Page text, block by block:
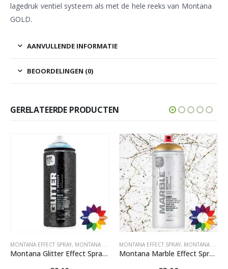
lagedruk ventiel systeem als met de hele reeks van Montana
GOLD.
AANVULLENDE INFORMATIE
BEOORDELINGEN (0)
GERELATEERDE PRODUCTEN
SPUITBUSSEN
MONTANA EFFECT SPRAY,MONTANA GRAFFITI SPUITBUSSEN
MONTANA EFFECT SPRAY, MONTANA GLITTER EFFECT SPRAY 400ML ,MONTANA
Montana Glitter Effect Spray EGCosmos Cosmos Transparant 400 ml 495175
MONTANA EFFECT SPRAY, MONTANA GRAFFITI SPUITBUSSEN
Montana Marble Effect Spray EM Gold Gold 400 ml 508134